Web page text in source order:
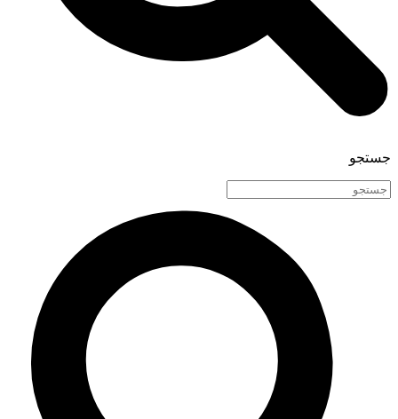
جستجو